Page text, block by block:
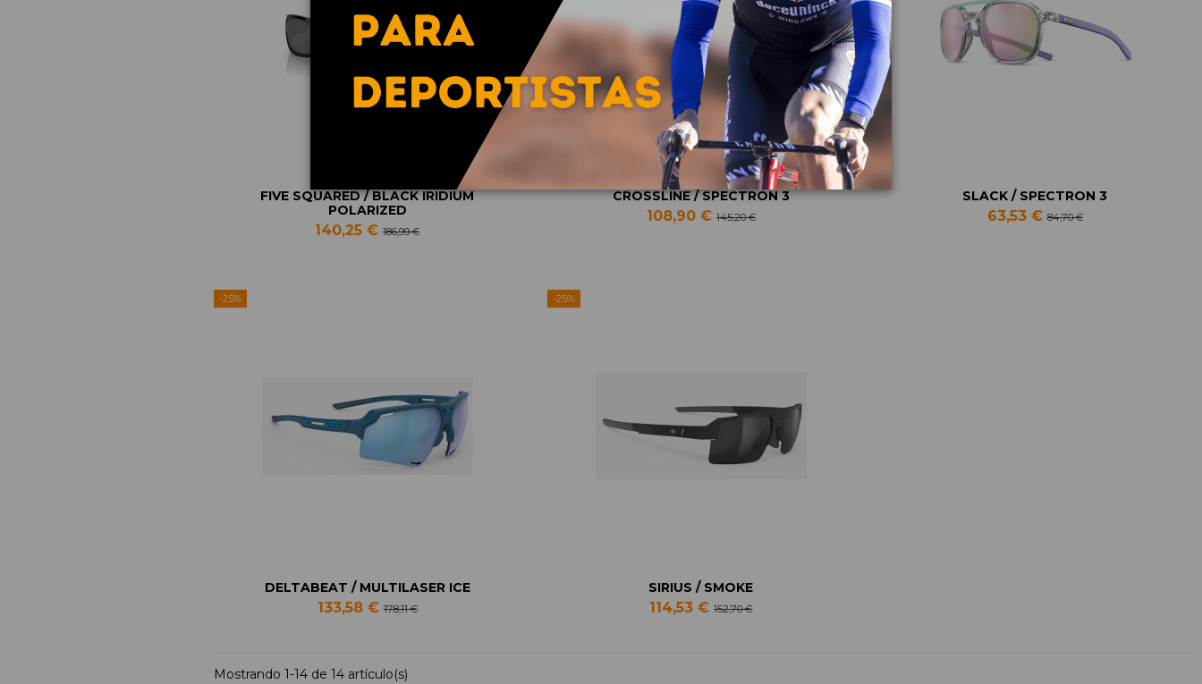
FIVE SQUARED / BLACK IRIDIUM
POLARIZED
140,25 €186,99 €
CROSSLINE / SPECTRON 3
108,90 € 145,20 €
SLACK / SPECTRON 3
63,53 €84,70 €
-25%
DELTABEAT / MULTILASER ICE
133,58 €178,11 €
-25%
SIRIUS / SMOKE
114,53 €152,70 €
Mostrando 1-14 de 14 artículo(s)